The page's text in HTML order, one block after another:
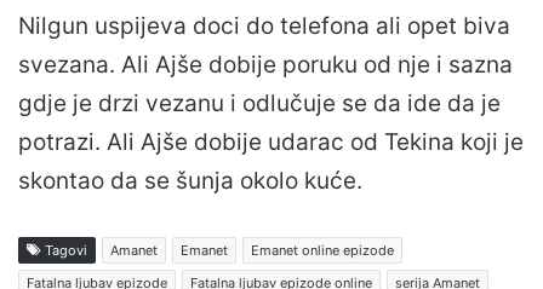
Nilgun uspijeva doci do telefona ali opet biva
svezana. Ali Ajše dobije poruku od nje i sazna
gdje je drzi vezanu i odlučuje se da ide da je
potrazi. Ali Ajše dobije udarac od Tekina koji je
skontao da se šunja okolo kuće.
Tagovi Amanet Emanet
Emanet online epizode
Fatalna ljubav epizode
Fatalna ljubav epizode online
serija Amanet